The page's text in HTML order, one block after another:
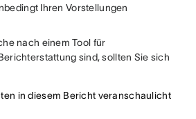
Ihren Vorstellungen
nach einem Tool für
sind, sollten Sie sich
in diesem Bericht veranschaulicht